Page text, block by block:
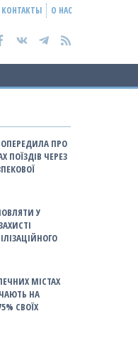
КОНТАКТЫ О НАС
ПРО
ПОЇЗДІВ ЧЕРЕЗ
У
МІСТАХ
НА
СВОЇХ